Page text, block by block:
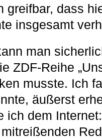
greifbar, dass
insgesamt
man
ZDF-Reihe
musste. Ich
äußerst
ich dem